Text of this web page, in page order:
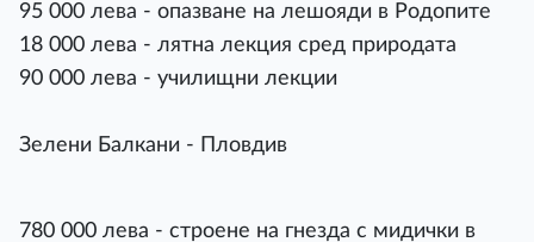
95 000 лева - опазване на лешояди в Родопите
18 000 лева - лятна лекция сред природата
90 000 лева - училищни лекции
Зелени Балкани - Пловдив
780 000 лева - строене на гнезда с мидички в